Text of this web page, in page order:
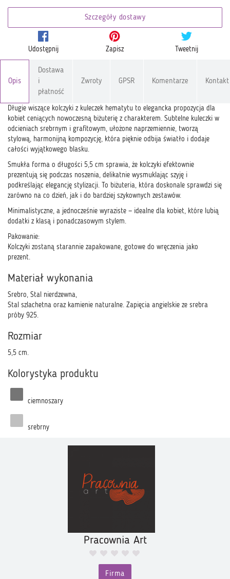
Szczegóły dostawy
Udostępnij Zapisz Tweetnij
Opis
Dostawa
i
płatność
Zwroty GPSR Komentarze Kontakt
Długie wiszące kolczyki z kuleczek hematytu to elegancka propozycja dla
kobiet ceniących nowoczesną biżuterię z charakterem. Subtelne kuleczki w
odcieniach srebrnym i grafitowym, ułożone naprzemiennie, tworzą
stylową, harmonijną kompozycję, która pięknie odbija światło i dodaje
całości wyjątkowego blasku.
Smukła forma o długości 5,5 cm sprawia, że kolczyki efektownie
prezentują się podczas noszenia, delikatnie wysmuklając szyję i
podkreślając elegancję stylizacji. To biżuteria, która doskonale sprawdzi się
zarówno na co dzień, jak i do bardziej szykownych zestawów.
Minimalistyczne, a jednocześnie wyraziste — idealne dla kobiet, które lubią
dodatki z klasą i ponadczasowym stylem.
Pakowanie:
Kolczyki zostaną starannie zapakowane, gotowe do wręczenia jako
prezent.
Materiał wykonania
Srebro, Stal nierdzewna,
Stal szlachetna oraz kamienie naturalne. Zapięcia angielskie ze srebra
próby 925.
Rozmiar
5,5 cm.
Kolorystyka produktu
ciemnoszary
srebrny
Pracownia Art
Firma